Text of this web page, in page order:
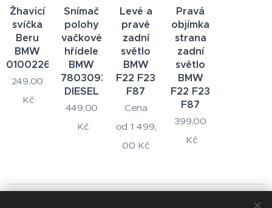
Žhavicí
svíčka
Beru
BMW
0100226040
249,00
Kč
Snímač
polohy
vačkové
hřídele
BMW
7803093
DIESEL
449,00
Kč
Levé a
pravé
zadní
světlo
BMW
F22 F23
F87
Cena
od 1 499,
00 Kč
Pravá
objímka
strana
zadní
světlo
BMW
F22 F23
F87
399,00
Kč